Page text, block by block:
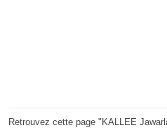
Retrouvez cette page "KALLEE